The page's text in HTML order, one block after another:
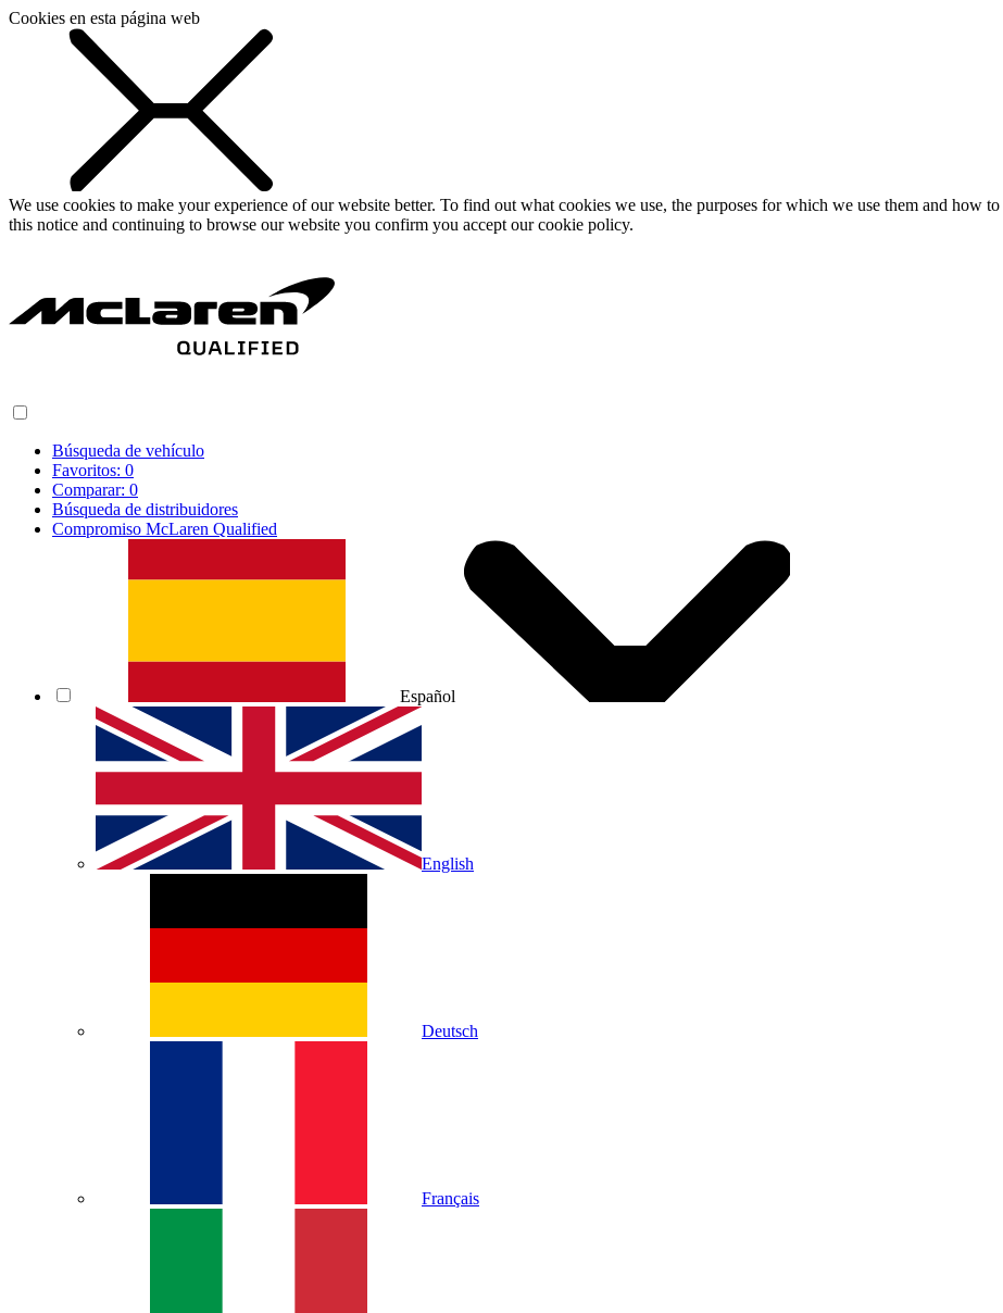
Cookies en esta página web
We use cookies to make your experience of our website better. To find out what cookies we use, the purposes for which we use them and how
this notice and continuing to browse our website you confirm you accept our cookie policy.
Búsqueda de vehículo
Favoritos: 0
Comparar: 0
Búsqueda de distribuidores
Compromiso McLaren Qualified
Español
English
Deutsch
Français